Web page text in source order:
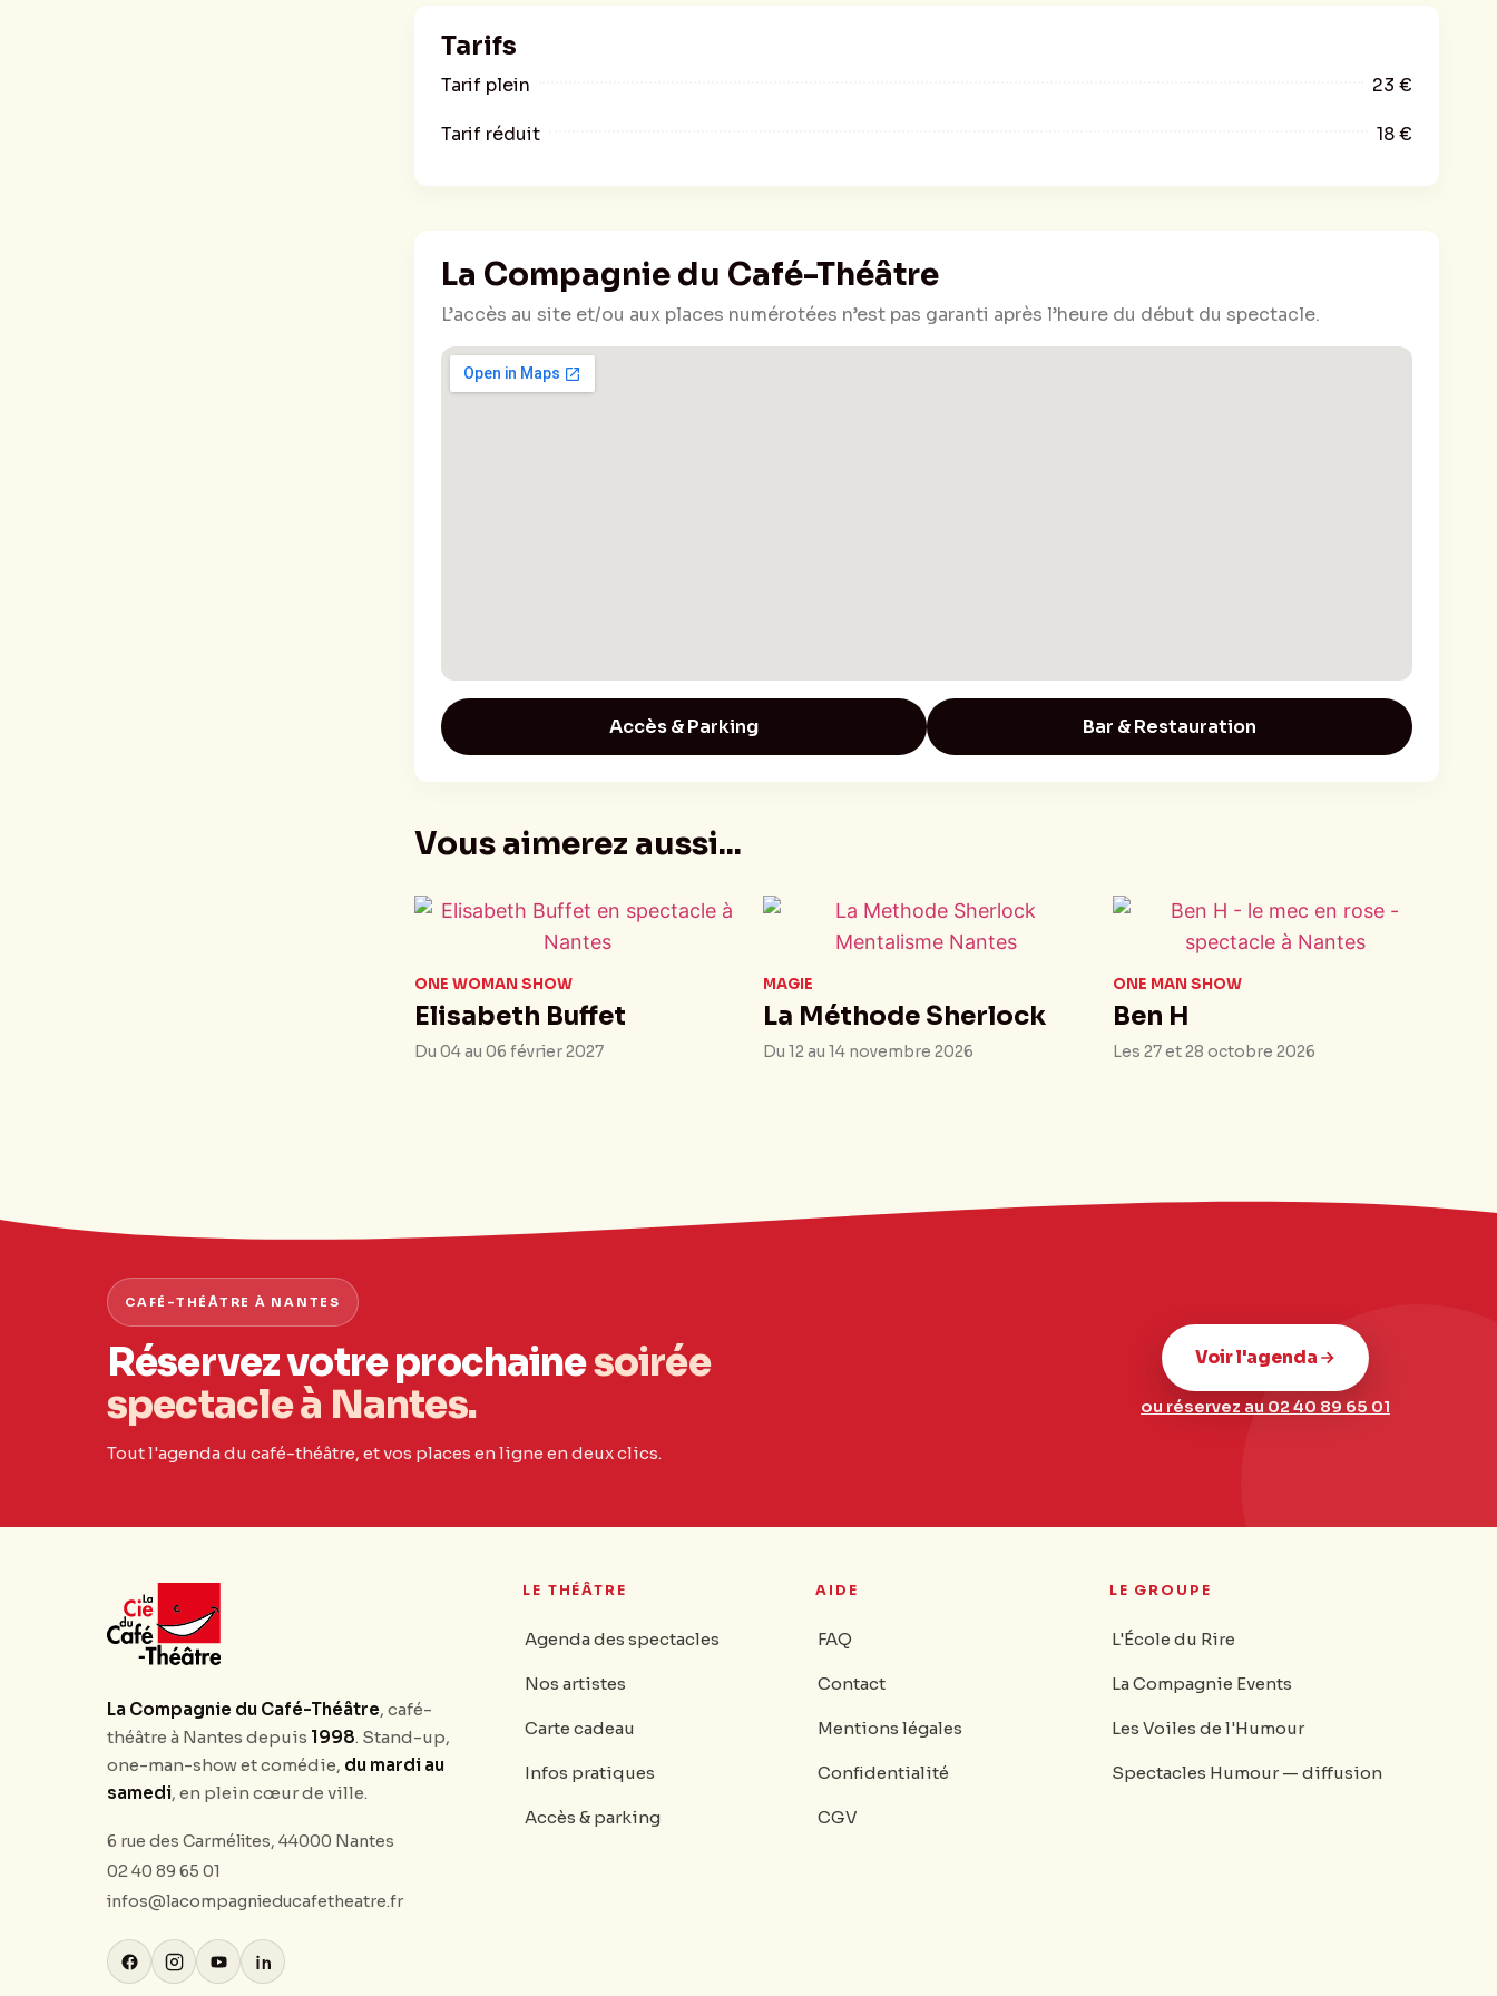
Tarifs
Tarif plein 23 €
Tarif réduit 18 €
La Compagnie du Café-Théâtre
L’accès au site et/ou aux places numérotées n’est pas garanti après l’heure du début du spectacle.
Accès & Parking Bar & Restauration
Vous aimerez aussi...
ONE WOMAN SHOW
Elisabeth Buffet
Du 04 au 06 février 2027
MAGIE
La Méthode Sherlock
Du 12 au 14 novembre 2026
ONE MAN SHOW
Ben H
Les 27 et 28 octobre 2026
CAFÉ-THÉÂTRE À NANTES
Réservez votre prochainesoirée
spectacle à Nantes.
Tout l'agenda du café-théâtre, et vos places en ligne en deux clics.
Voir l'agenda
ou réservez au 02 40 89 65 01
La Compagnie du Café-Théâtre, café-
théâtre à Nantes depuis 1998. Stand-up,
one-man-show et comédie, du mardi au
samedi, en plein cœur de ville.
6 rue des Carmélites, 44000 Nantes
02 40 89 65 01
infos@lacompagnieducafetheatre.fr
LE THÉÂTRE
Agenda des spectacles
Nos artistes
Carte cadeau
Infos pratiques
Accès & parking
AIDE
FAQ
Contact
Mentions légales
Confidentialité
CGV
LE GROUPE
L'École du Rire
La Compagnie Events
Les Voiles de l'Humour
Spectacles Humour — diffusion